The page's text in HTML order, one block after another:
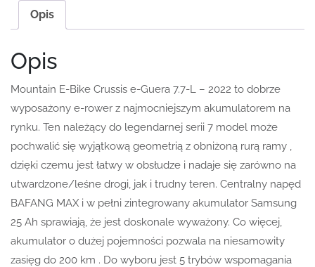
Opis
Opis
Mountain E-Bike Crussis e-Guera 7.7-L – 2022 to dobrze
wyposażony e-rower z najmocniejszym akumulatorem na
rynku. Ten należący do legendarnej serii 7 model może
pochwalić się wyjątkową geometrią z obniżoną rurą ramy ,
dzięki czemu jest łatwy w obsłudze i nadaje się zarówno na
utwardzone/leśne drogi, jak i trudny teren. Centralny napęd
BAFANG MAX i w pełni zintegrowany akumulator Samsung
25 Ah sprawiają, że jest doskonale wyważony. Co więcej,
akumulator o dużej pojemności pozwala na niesamowity
zasięg do 200 km . Do wyboru jest 5 trybów wspomagania